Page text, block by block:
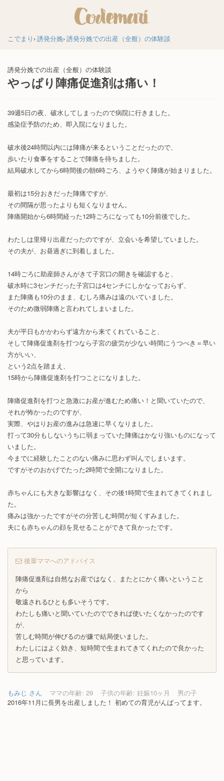
こでまり 誘発分娩 誘発分娩での出産（全般）の体験談
誘発分娩での出産（全般）の体験談
やっぱり陣痛促進剤は痛い！
39週5日の夜、破水してしまったので病院に行きました。
感染症予防のため、即入院になりました。
破水後24時間以内には陣痛が来るということだったので、
歩いたり食事をすることで陣痛を待ちました。
結局破水してから6時間後の朝6時ごろ、ようやく陣痛が始まりました。
最初は15分おきだった陣痛ですが、
その間隔が思ったよりも短くなりません。
陣痛開始から6時間経った12時ごろになっても10分前後でした。
わたしは里帰り出産だったのですが、立会いを希望していました。
その夫が、お昼過ぎに到着しました。
14時ごろに助産師さんがきて子宮口の開きを確認すると、
破水時に3センチだった子宮口は4センチにしかなっておらず、
また陣痛も10分のまま、むしろ痛みは遠のいていました。
そのため微弱陣痛と言われてしまいました。
夫が平日もかかわらず遠方から来てくれていること、
そして陣痛促進剤を打つなら子宮の疲労が少ない時間にうつべき＝早い
方がいい、
という2点を踏まえ、
15時から陣痛促進剤を打つことになりました。
陣痛促進剤を打つと急激にお産が進むため痛い！と聞いていたので、
それが怖かったのですが、
実際、やはりお産の進みは急速に早くなりました。
打って30分もしないうちに弱まっていた陣痛はかなり強いものになって
いました。
今までに経験したことのない痛みに思わず叫んでしまいます。
ですがそのおかげでたった2時間で全開になりました。
赤ちゃんにも大きな影響はなく、その後1時間で生まれてきてくれまし
た。
痛みは強かったですがその分苦しむ時間が短くすみました。
夫にも赤ちゃんの顔を見せることができて良かったです。
後輩ママへのアドバイス
陣痛促進剤は自然なお産ではなく、またとにかく痛いということ
から
敬遠されるひとも多いそうです。
わたしも痛いと聞いていたのでできれば使いたくなかったのです
が、
苦しむ時間が伸びるのが嫌で結局使いました。
わたしにはよく効き、短時間で生まれてきてくれたので良かった
と思っています。
もみじ さん ママの年齢: 29 子供の年齢: 妊娠10ヶ月
男の子
2016年11月に長男を出産しました！ 初めての育児がんばってます。